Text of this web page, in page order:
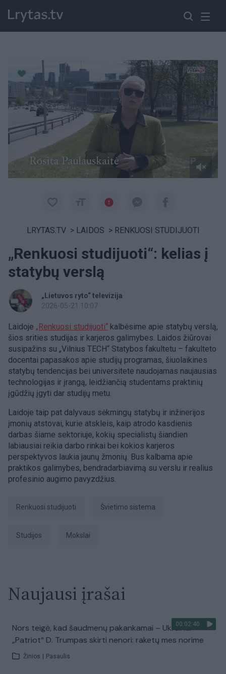
Paremkite Ukrainą
LRYTAS.TV > LAIDOS > RENKUOSI STUDIJUOTI
„Renkuosi studijuoti“: kelias į
statybų verslą
„Lietuvos ryto“ televizija
2026-05-21 10:07
Laidoje „Renkuosi studijuoti“ kalbėsime apie statybų verslą,
šios srities studijas ir karjeros galimybes. Laidos žiūrovai
susipažins su „Vilnius TECH“ Statybos fakultetu – fakulteto
docentai papasakos apie studijų programas, šiuolaikines
statybų tendencijas bei universitete naudojamas naujausias
technologijas ir įrangą, leidžiančią studentams praktinių
įgūdžių įgyti dar studijų metu.
Laidoje taip pat dalyvaus sėkmingų statybų ir inžinerijos
įmonių atstovai, kurie atskleis, kaip atrodo kasdienis
darbas šiame sektoriuje, kokių specialistų šiandien
labiausiai reikia darbo rinkai bei kokios karjeros
perspektyvos laukia jaunų žmonių. Bus kalbama apie
praktikos galimybes, bendradarbiavimą su verslu ir realius
profesinio augimo pavyzdžius.
Renkuosi studijuoti švietimo sistema
Studijos mokslai
Naujausi įrašai
00:02:40
Nors teigė, kad šaudmenų pakankamai – Ukrainai
„Patriot“ D. Trumpas skirti nenori: raketų mes norime
Žinios Pasaulis